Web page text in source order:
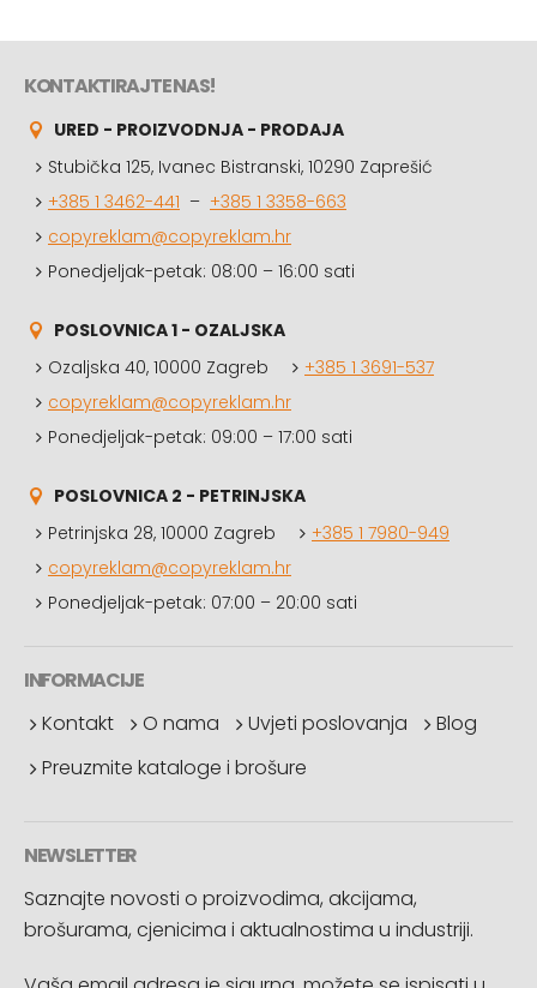
KONTAKTIRAJTE NAS!
URED - PROIZVODNJA - PRODAJA
Stubička 125, Ivanec Bistranski, 10290 Zaprešić
+385 1 3462-441 – +385 1 3358-663
copyreklam@copyreklam.hr
Ponedjeljak-petak: 08:00 – 16:00 sati
POSLOVNICA 1 - OZALJSKA
Ozaljska 40, 10000 Zagreb
+385 1 3691-537
copyreklam@copyreklam.hr
Ponedjeljak-petak: 09:00 – 17:00 sati
POSLOVNICA 2 - PETRINJSKA
Petrinjska 28, 10000 Zagreb
+385 1 7980-949
copyreklam@copyreklam.hr
Ponedjeljak-petak: 07:00 – 20:00 sati
INFORMACIJE
Kontakt
O nama Uvjeti poslovanja
Blog
Preuzmite kataloge i brošure
NEWSLETTER
Saznajte novosti o proizvodima, akcijama,
brošurama, cjenicima i aktualnostima u industriji.